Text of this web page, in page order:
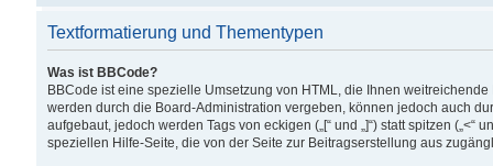
Textformatierung und Thementypen
Was ist BBCode?
BBCode ist eine spezielle Umsetzung von HTML, die Ihnen
werden durch die Board-Administration vergeben, können jedoch auch
aufgebaut, jedoch werden Tags von eckigen („[“ und „]“) statt spitzen
speziellen Hilfe-Seite, die von der Seite zur Beitragserstellung aus